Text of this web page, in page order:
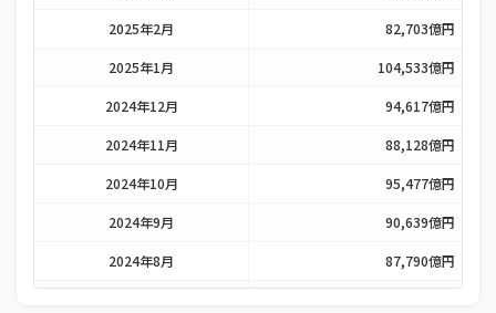
2025年2月 82,703億円
2025年1月 104,533億円
2024年12月 94,617億円
2024年11月 88,128億円
2024年10月 95,477億円
2024年9月 90,639億円
2024年8月 87,790億円